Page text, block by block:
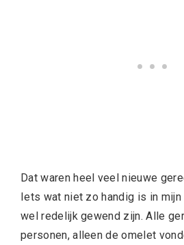
Dat waren heel veel nieuwe
Iets wat niet zo handig is in
wel redelijk gewend zijn. Alle
personen, alleen de omelet